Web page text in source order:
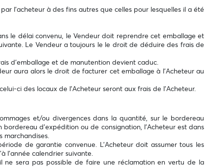
l’acheteur à des fins autres que celles pour lesquelles il a été
le délai convenu, le Vendeur doit reprendre cet emballage et
Le Vendeur a toujours le le droit de déduire des frais de
d’emballage et de manutention devient caduc.
aura alors le droit de facturer cet emballage à l’Acheteur au
ci des locaux de l’Acheteur seront aux frais de l’Acheteur.
et/ou divergences dans la quantité, sur le bordereau
d'expédition ou de consignation, l’Acheteur est dans
marchandises.
de garantie convenue. L’Acheteur doit assumer tous les
l'année calendrier suivante.
ne sera pas possible de faire une réclamation en vertu de la